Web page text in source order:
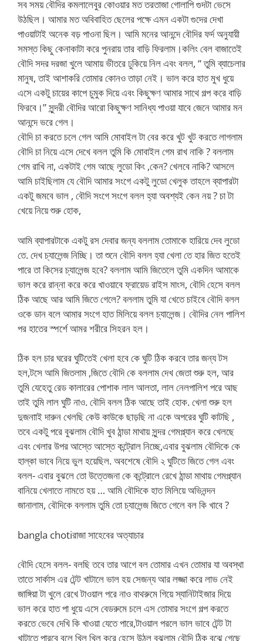
সব সময় বৌদির কমলালেবুর কোওয়ার মত তরতাজা গোলাপি গুদটা ভেসে
উঠছিল। আমার মত অবিবাহিত ছেলের পক্ষে এমন একটা গুদের দেখা
পাওয়াটাই অনেক বড় পাওনা ছিল। আমি মনের আনন্দে বৌদির ফর্দ অনুযায়ী
সমস্ত কিছু কেনাকাটা করে পুনরায় তার বাড়ি ফিরলাম।কলিং বেল বাজাতেই
বৌদি সদর দরজা খুলে আমায় ভীতরে ঢুকিয়ে নিল এবং বলল, “ তুমি ব্যাচেলার
মানুষ, তাই আশাকরি তোমার কোনও তাড়া নেই। ভাল করে হাত মুখ ধুয়ে
এসে একটু চায়ের কাপে চুমুক দিয়ে এবং কিছুক্ষণ আমার সাথে গল্প করে বাড়ি
ফিরবে।” সুন্দরী বৌদির আরো কিছুক্ষণ সানিধ্য পাওয়া যাবে জেনে আমার মন
আনন্দে ভরে গেল।
বৌদি চা করতে চলে গেল আমি মোবাইল টা বের করে খুট খুট করতে লাগলাম
বৌদি চা নিয়ে এসে দেখে বলল তুমি কি মোবাইল গেম রাখ নাকি ? বললাম
গেম রাখি না, একটাই গেম আছে লুডো কিং ,কেন? খেলবে নাকি? আসলে
আমি চাইছিলাম যে বৌদি আমার সংগে একটু লুডো খেলুক তাহলে ব্যাপারটা
একটু জমবে ভাল , বৌদি সংগে সংগে বলল হ্যা অবশ্যই কেন নয় ? চা টা
খেয়ে নিয়ে শুরু হোক,
আমি ব্যাপারটাকে একটু রস দেবার জন্য বললাম তোমাকে হারিয়ে দেব লুডো
তে. দেখ চ্যালেন্জ নিচ্ছি। তা শুনে বৌদি বলল হ্যা খেলা তে হার জিত হতেই
পারে তা কিসের চ্যালেন্জ হবে? বললাম আমি জিতেলে তুমি একদিন আমাকে
ভাল করে রান্না করে করে খাওয়াবে ফ্রায়েড রাইস মাংস, বৌদি হেসে বলল
ঠিক আছে আর আমি জিতে গেলে? বললাম তুমি যা খেতে চাইবে বৌদি বলল
ওকে ডান বলে আমার সংগে হাত মিলিয়ে বলল চ্যালেন্জ। বৌদির নেল পালিশ
পর হাতের স্পর্শে আমর শরীরে সিহরন হল।
ঠিক হল চার ঘরের ঘুটিতেই খেলা হবে কে ঘুটি ঠিক করবে তার জন্য টস
হল,টসে আমি জিতলাম ,জিতে বৌদি কে বললাম দেখ জেতা শুরু হল, আর
তুমি যেহেতু রেড কালারের পোশাক লাল আলতা, লাল নেলপালিশ পরে আছ
তাই তুমি লাল ঘুটি নাও. বৌদি বলল ঠিক আছে তাই হোক. খেলা শুরু হল
দুজনাাই দারুন খেলছি কেউ কাউকে ছাড়ছি না একে অপরের ঘুটি কাটছি ,
তবে একটু পরে বুঝলাম বৌদি খুব ঠান্ডা মাথায় সুন্দর গেমপ্ল্যান করে খেলছে
এবং খেলার উপর আস্তে আস্তে কন্ট্রোল নিচ্ছে,এবার বুঝলাম বৌদিকে কে
হাল্কা ভাবে নিয়ে ভুল হয়েছিল. অবশেষে বৌদি ২ ঘুটিতে জিতে গেল এবং
বলল- এবার বুঝলে তো উত্তেজনা কে কন্ট্রোলে রেখে ঠান্ডা মাথায় গেমপ্ল্যান
বানিয়ে খেলাতে নামতে হয় … আমি বৌদিকে হাত মিলিয়ে অভিনন্দন
জানালাম, বৌদিকে বললাম তুমি তো চ্যালেন্জ জিতে গেলে বল কি খাবে ?
bangla chotiরাজা সাহেবের অত্যাচার
বৌদি হেসে বলল- বলছি তবে তার আগে বল তোমার এখন তোমার যা অবস্থা
তাতে সার্কাস এর টেন্ট খাটালে ভাল হয় সেজন্য আর লজ্জা করে লাভ নেই
জাঙ্গিয়া টা খুলে রেখে টাওয়াল পরে নাও বাথরুমে গিয়ে স্যানিটাইজার দিয়ে
ভাল করে হাত পা ধুয়ে এসে বেডরুমে চলে এস তোমার সংগে গল্প করতে
করতে ভেবে দেখি কি খাওয়া যেতে পারে,টাওয়াল পরলে ভাল ভাবে টেন্ট টা
খাটাতে পারবে বলে খিল খিল করে হেসে উঠল বুঝলাম বৌদি ঠিক বুঝে গেছে